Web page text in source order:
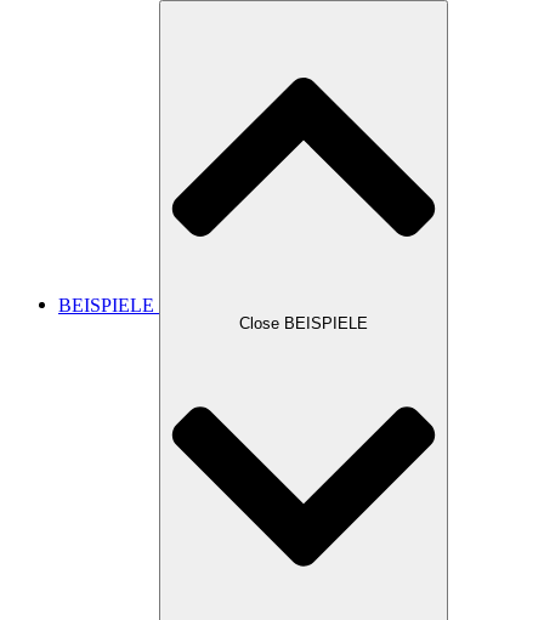
BEISPIELE
Close BEISPIELE